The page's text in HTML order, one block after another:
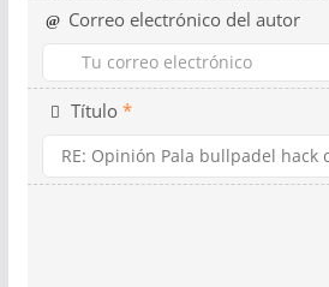
Correo electrónico del autor
Título *